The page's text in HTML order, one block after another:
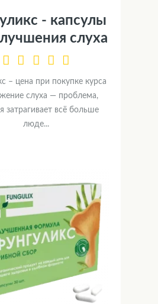
- капсулы
слуха
– цена при покупке курса
слуха — проблема,
затрагивает всё больше
люде...